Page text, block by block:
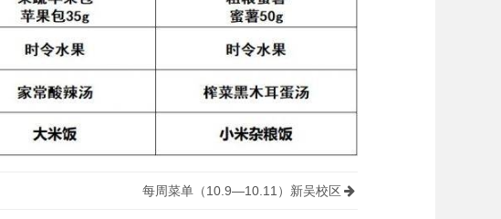
每周菜单（10.9—10.11）新吴校区